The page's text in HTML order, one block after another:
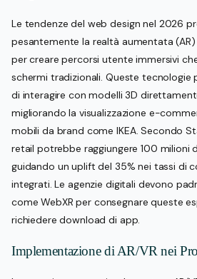
Le tendenze del web design nel 2026
pesantemente la realtà aumentata
per creare percorsi utente immersivi
schermi tradizionali. Queste
di interagire con modelli 3D
migliorando la visualizzazione e-
mobili da brand come IKEA. Secondo
retail potrebbe raggiungere 100 milioni
guidando un uplift del 35% nei tassi di
integrati. Le agenzie digitali devono
come WebXR per consegnare queste
richiedere download di app.
Implementazione di AR/VR nei